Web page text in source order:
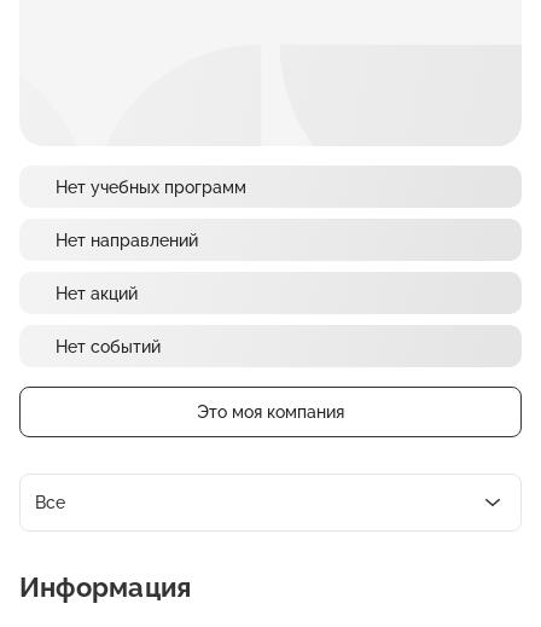
Нет учебных программ
Нет направлений
Нет акций
Нет событий
Это моя компания
Все
Информация